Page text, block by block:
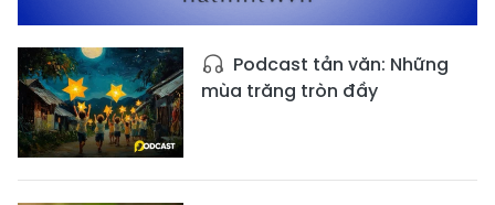
Podcast tản văn: Những
mùa trăng tròn đầy